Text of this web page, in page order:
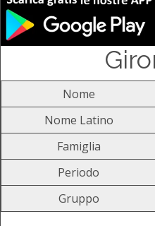
Nome
Nome Latino
Famiglia
Periodo
Gruppo